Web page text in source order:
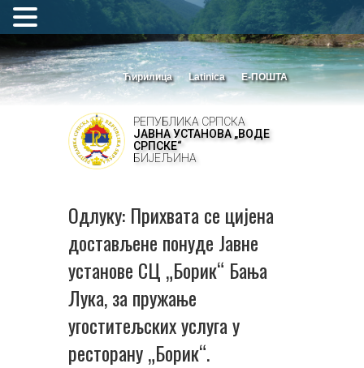
Ћирилица Latinica Е-ПОШТА
РЕПУБЛИКА СРПСКА
ЈАВНА УСТАНОВА „ВОДЕ
СРПСКЕ“
БИЈЕЉИНА
Одлуку: Прихвата се цијена
достављене понуде Јавне
установе СЦ „Борик“ Бања
Лука, за пружање
угоститељских услуга у
ресторану „Борик“.